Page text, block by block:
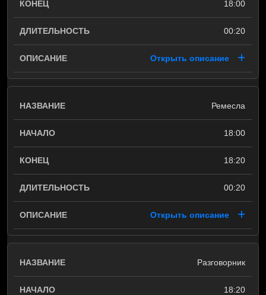
18:00
00:20
Открыть описание
Ремесла
18:00
18:20
00:20
Открыть описание
Разговорник
18:20